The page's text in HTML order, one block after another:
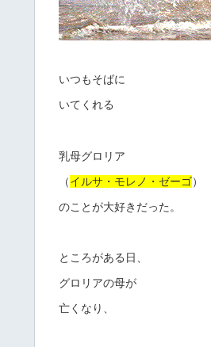
いつもそばに
いてくれる
乳母グロリア
（イルサ・モレノ・ゼーゴ）
のことが大好きだった。
ところがある日、
グロリアの母が
亡くなり、